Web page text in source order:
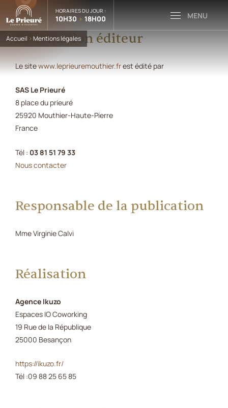
HORAIRES DU JOUR :
10H30 > 18H00
Accueil >Mentions légales
Information éditeur
Le sitewww.leprieuremouthier.frest édité par
SAS Le Prieuré
8 place du prieuré
25920 Mouthier-Haute-Pierre
France
Tél : 03 81 51 79 33
Nous contacter
Responsable de la publication
Mme Virginie Calvi
Réalisation
Agence Ikuzo
Espaces IO Coworking
19 Rue de la République
25000 Besançon
https://ikuzo.fr/
Tél :09 88 25 65 85